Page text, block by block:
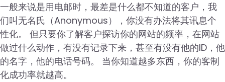
一般来说是用电邮时，最差是什么都不知道的客户，我
们叫无名氏（Anonymous），你没有办法将其讯息个
性化。 但只要你了解客户探访你的网站的频率，在网站
做过什么动作，有没有记录下来，甚至有没有他的ID，他
的名字，他的电话号码。 当你知道越多东西，你的客制
化成功率就越高。